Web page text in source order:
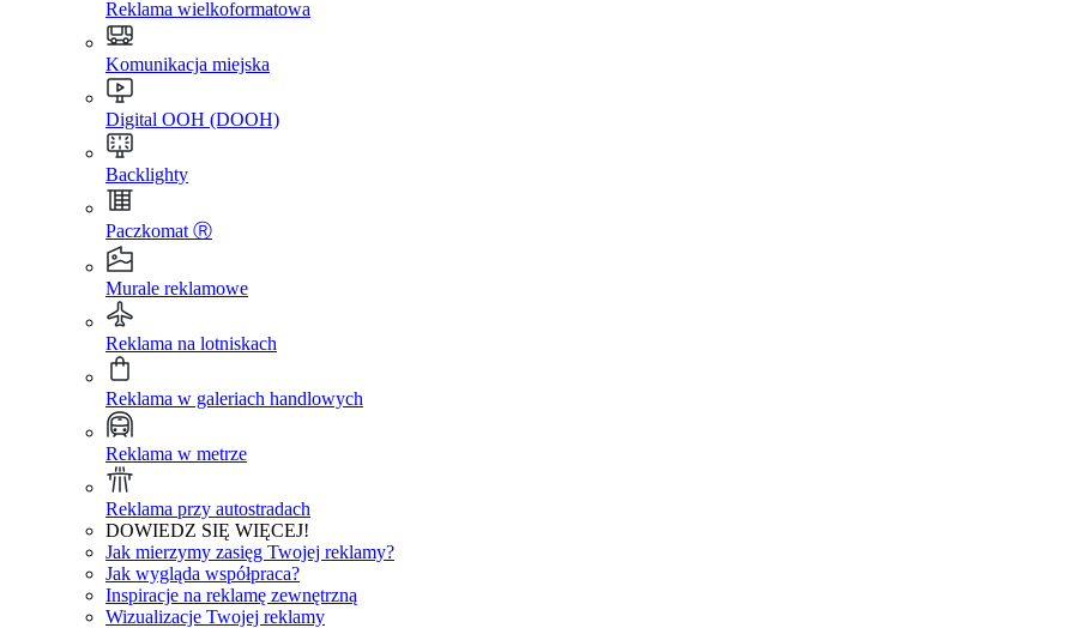
Reklama wielkoformatowa
Komunikacja miejska
Digital OOH (DOOH)
Backlighty
Paczkomat Ⓡ
Murale reklamowe
Reklama na lotniskach
Reklama w galeriach handlowych
Reklama w metrze
Reklama przy autostradach
DOWIEDZ SIĘ WIĘCEJ!
Jak mierzymy zasięg Twojej reklamy?
Jak wygląda współpraca?
Inspiracje na reklamę zewnętrzną
Wizualizacje Twojej reklamy